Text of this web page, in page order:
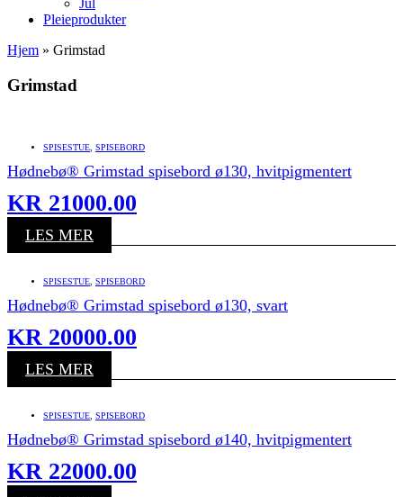
Jul
Pleieprodukter
Hjem » Grimstad
Grimstad
SPISESTUE, SPISEBORD
Hødnebø® Grimstad spisebord ø130, hvitpigmentert
KR 21000.00
LES MER
SPISESTUE, SPISEBORD
Hødnebø® Grimstad spisebord ø130, svart
KR 20000.00
LES MER
SPISESTUE, SPISEBORD
Hødnebø® Grimstad spisebord ø140, hvitpigmentert
KR 22000.00